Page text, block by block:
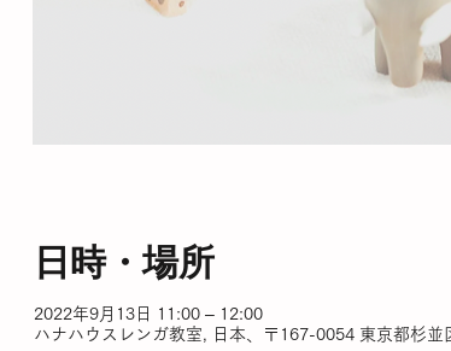
日時・場所
2022年9月13日 11:00 – 12:00
ハナハウスレンガ教室, 日本、〒167-0054 東京都杉並